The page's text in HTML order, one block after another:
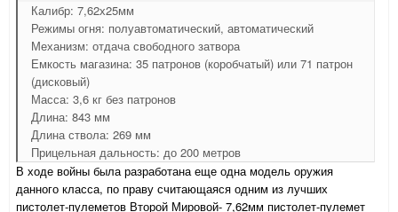
Калибр: 7,62х25мм
Режимы огня: полуавтоматический, автоматический
Механизм: отдача свободного затвора
Емкость магазина: 35 патронов (коробчатый) или 71 патрон
(дисковый)
Масса: 3,6 кг без патронов
Длина: 843 мм
Длина ствола: 269 мм
Прицельная дальность: до 200 метров
В ходе войны была разработана еще одна модель оружия
данного класса, по праву считающаяся одним из лучших
пистолет-пулеметов Второй Мировой- 7,62мм пистолет-пулемет